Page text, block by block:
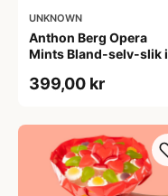
UNKNOWN
Anthon Berg Opera
Mints Bland-selv-slik i
399,00 kr